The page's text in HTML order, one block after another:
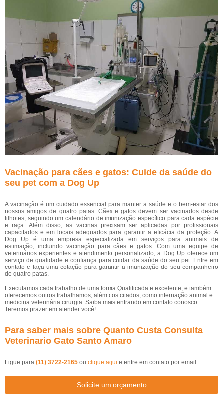
Vacinação para cães e gatos: Cuide da saúde do
seu pet com a Dog Up
A vacinação é um cuidado essencial para manter a saúde e o bem-estar dos
nossos amigos de quatro patas. Cães e gatos devem ser vacinados desde
filhotes, seguindo um calendário de imunização específico para cada espécie
e raça. Além disso, as vacinas precisam ser aplicadas por profissionais
capacitados e em locais adequados para garantir a eficácia da proteção. A
Dog Up é uma empresa especializada em serviços para animais de
estimação, incluindo vacinação para cães e gatos. Com uma equipe de
veterinários experientes e atendimento personalizado, a Dog Up oferece um
serviço de qualidade e confiança para cuidar da saúde do seu pet. Entre em
contato e faça uma cotação para garantir a imunização do seu companheiro
de quatro patas.
Executamos cada trabalho de uma forma Qualificada e excelente, e também
oferecemos outros trabalhamos, além dos citados, como internação animal e
medicina veterinária cirurgia. Saiba mais entrando em contato conosco.
Teremos prazer em atender você!
Para saber mais sobre Quanto Custa Consulta
Veterinario Gato Santo Amaro
Ligue para (11) 3722-2165 ou clique aqui e entre em contato por email.
Solicite um orçamento